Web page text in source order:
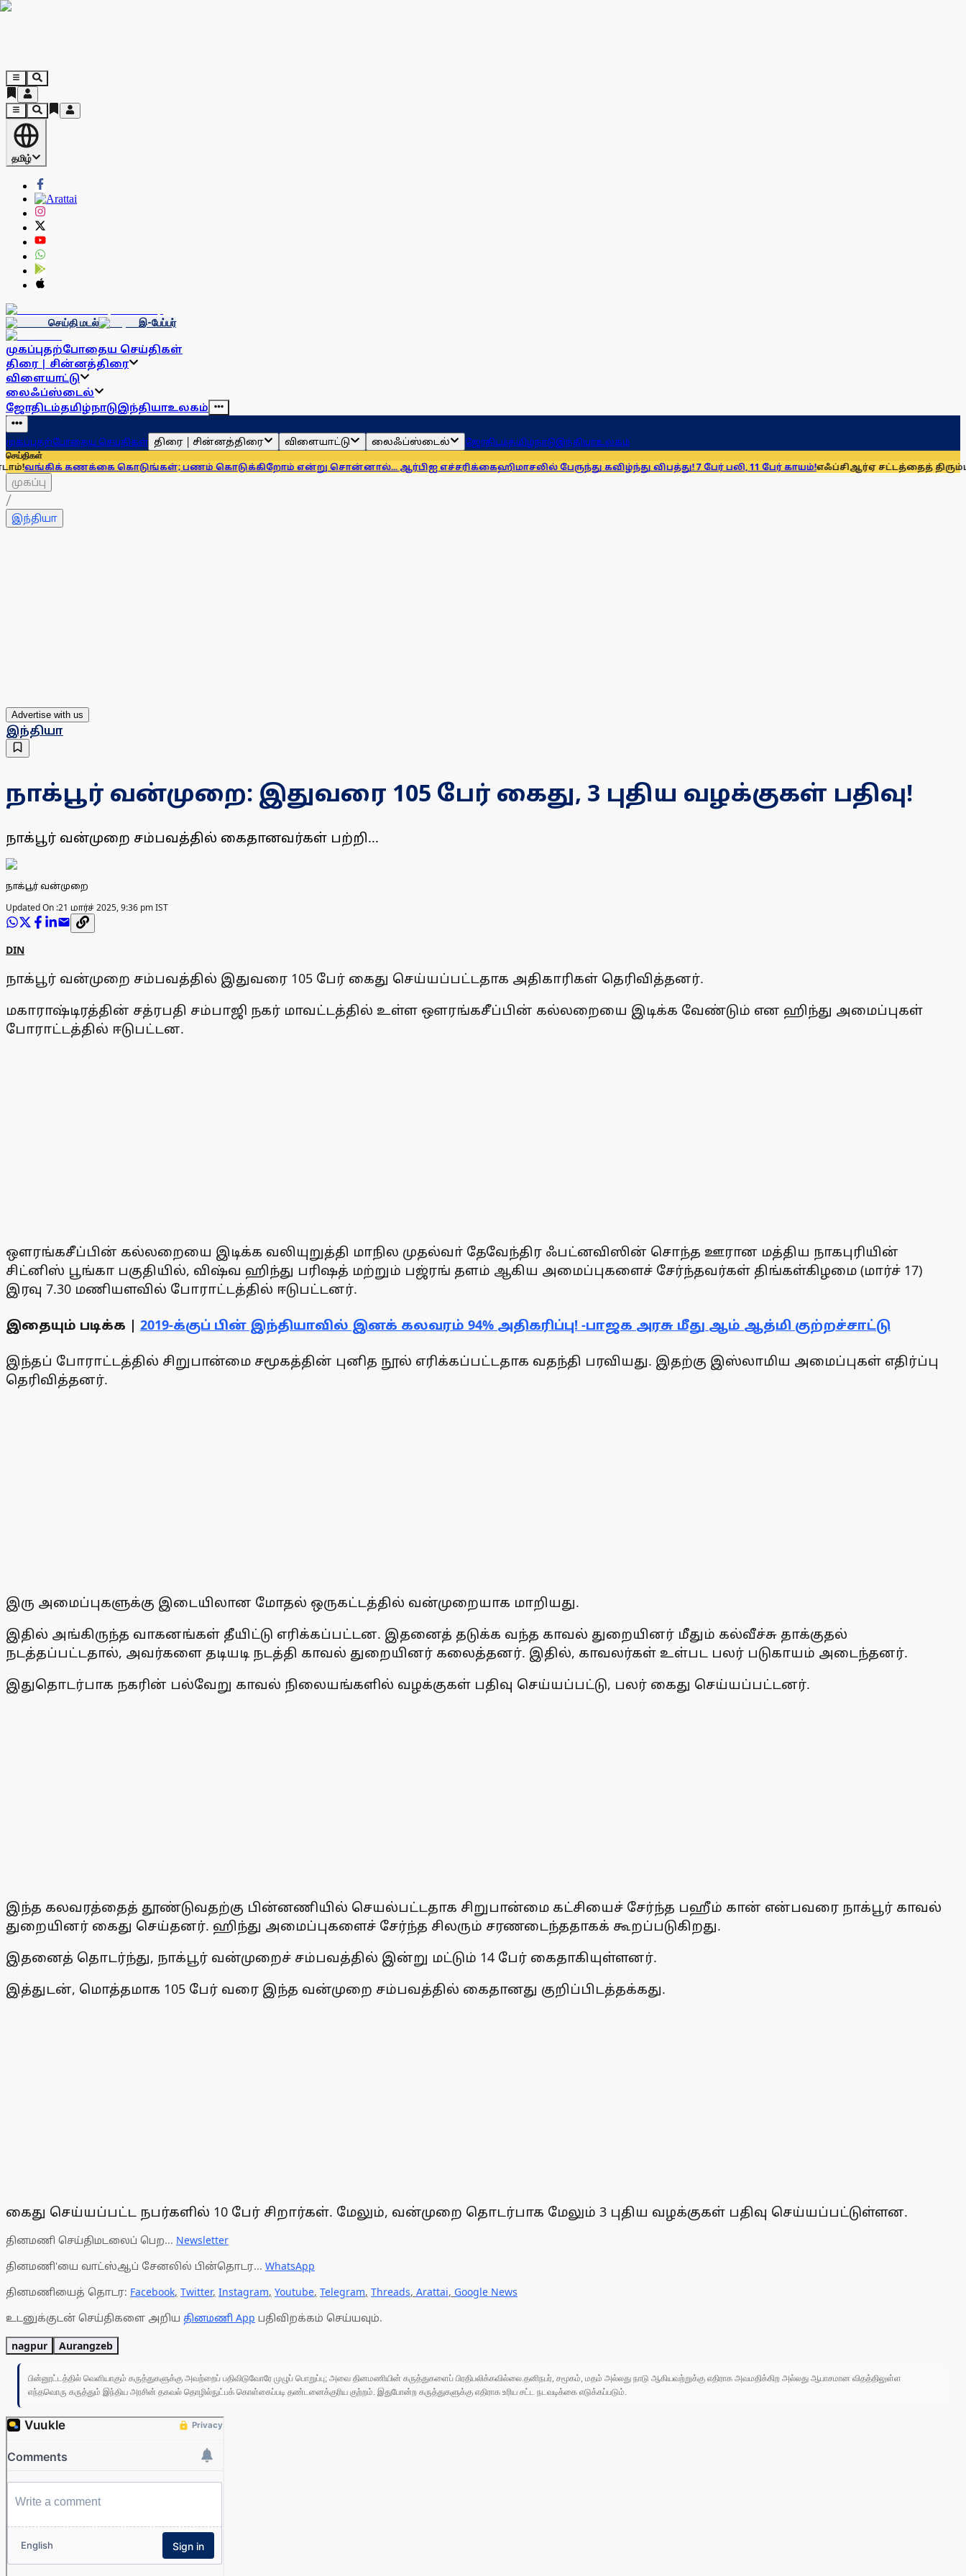
தமிழ்
செய்தி மடல் இ-பேப்பர்
முகப்புதற்போதைய செய்திகள்
திரை | சின்னத்திரை
விளையாட்டு
லைஃப்ஸ்டைல்
ஜோதிடம்தமிழ்நாடுஇந்தியாஉலகம்
முகப்புதற்போதைய செய்திகள் திரை | சின்னத்திரை விளையாட்டு லைஃப்ஸ்டைல் ஜோதிடம்தமிழ்நாடுஇந்தியாஉலகம்
செய்திகள்
கணக்கை கொடுங்கள்; பணம் கொடுக்கிறோம் என்று சொன்னால்... ஆர்பிஐ எச்சரிக்கைஹிமாசலில் பேருந்து கவிழ்ந்து விபத்து! 7 பேர் பலி, 11 பேர் காயம்!எஃப்சிஆர்ஏ சட்டத்தைத் திரும்பப் பெறுக:
முகப்பு
/
இந்தியா
Advertise with us
இந்தியா
நாக்பூர் வன்முறை: இதுவரை 105 பேர் கைது, 3 புதிய வழக்குகள் பதிவு!
நாக்பூர் வன்முறை சம்பவத்தில் கைதானவர்கள் பற்றி...
நாக்பூர் வன்முறை
Updated On :21 மார்ச் 2025, 9:36 pm IST
DIN
நாக்பூர் வன்முறை சம்பவத்தில் இதுவரை 105 பேர் கைது செய்யப்பட்டதாக அதிகாரிகள் தெரிவித்தனர்.
மகாராஷ்டிரத்தின் சத்ரபதி சம்பாஜி நகர் மாவட்டத்தில் உள்ள ஔரங்கசீப்பின் கல்லறையை இடிக்க வேண்டும் என ஹிந்து அமைப்புகள்
போராட்டத்தில் ஈடுபட்டன.
ஒளரங்கசீப்பின் கல்லறையை இடிக்க வலியுறுத்தி மாநில முதல்வா் தேவேந்திர ஃபட்னவிஸின் சொந்த ஊரான மத்திய நாகபுரியின்
சிட்னிஸ் பூங்கா பகுதியில், விஷ்வ ஹிந்து பரிஷத் மற்றும் பஜ்ரங் தளம் ஆகிய அமைப்புகளைச் சேர்ந்தவர்கள் திங்கள்கிழமை (மார்ச் 17)
இரவு 7.30 மணியளவில் போராட்டத்தில் ஈடுபட்டனர்.
இதையும் படிக்க | 2019-க்குப் பின் இந்தியாவில் இனக் கலவரம் 94% அதிகரிப்பு! -பாஜக அரசு மீது ஆம் ஆத்மி குற்றச்சாட்டு
இந்தப் போராட்டத்தில் சிறுபான்மை சமூகத்தின் புனித நூல் எரிக்கப்பட்டதாக வதந்தி பரவியது. இதற்கு இஸ்லாமிய அமைப்புகள் எதிர்ப்பு
தெரிவித்தனர்.
இரு அமைப்புகளுக்கு இடையிலான மோதல் ஒருகட்டத்தில் வன்முறையாக மாறியது.
இதில் அங்கிருந்த வாகனங்கள் தீயிட்டு எரிக்கப்பட்டன. இதனைத் தடுக்க வந்த காவல் துறையினர் மீதும் கல்வீச்சு தாக்குதல்
நடத்தப்பட்டதால், அவர்களை தடியடி நடத்தி காவல் துறையினர் கலைத்தனர். இதில், காவலர்கள் உள்பட பலர் படுகாயம் அடைந்தனர்.
இதுதொடர்பாக நகரின் பல்வேறு காவல் நிலையங்களில் வழக்குகள் பதிவு செய்யப்பட்டு, பலர் கைது செய்யப்பட்டனர்.
இந்த கலவரத்தைத் தூண்டுவதற்கு பின்னணியில் செயல்பட்டதாக சிறுபான்மை கட்சியைச் சேர்ந்த பஹீம் கான் என்பவரை நாக்பூர் காவல்
துறையினர் கைது செய்தனர். ஹிந்து அமைப்புகளைச் சேர்ந்த சிலரும் சரணடைந்ததாகக் கூறப்படுகிறது.
இதனைத் தொடர்ந்து, நாக்பூர் வன்முறைச் சம்பவத்தில் இன்று மட்டும் 14 பேர் கைதாகியுள்ளனர்.
இத்துடன், மொத்தமாக 105 பேர் வரை இந்த வன்முறை சம்பவத்தில் கைதானது குறிப்பிடத்தக்கது.
கைது செய்யப்பட்ட நபர்களில் 10 பேர் சிறார்கள். மேலும், வன்முறை தொடர்பாக மேலும் 3 புதிய வழக்குகள் பதிவு செய்யப்பட்டுள்ளன.
தினமணி செய்திமடலைப் பெற... Newsletter
தினமணி'யை வாட்ஸ்ஆப் சேனலில் பின்தொடர... WhatsApp
தினமணியைத் தொடர: Facebook, Twitter, Instagram, Youtube, Telegram, Threads, Arattai, Google News
உடனுக்குடன் செய்திகளை அறிய தினமணி App பதிவிறக்கம் செய்யவும்.
nagpur Aurangzeb
பின்னூட்டத்தில் வெளியாகும் கருத்துகளுக்கு அவற்றைப் பதிவிடுவோரே முழுப் பொறுப்பு; அவை தினமணியின் கருத்துகளைப் பிரதிபலிக்கவில்லை.தனிநபர், சமூகம், மதம் அல்லது நாடு ஆகியவற்றுக்கு எதிராக அவமதிக்கிற அல்லது ஆபாசமான விதத்திலுள்ள
எந்தவொரு கருத்தும் இந்திய அரசின் தகவல் தொழில்நுட்பக் கொள்கைப்படி தண்டனைக்குரிய குற்றம். இதுபோன்ற கருத்துகளுக்கு எதிராக உரிய சட்ட நடவடிக்கை எடுக்கப்படும்.